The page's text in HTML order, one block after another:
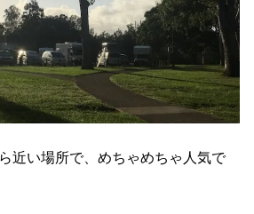
近い場所で、めちゃめちゃ人気で